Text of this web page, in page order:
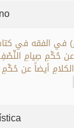
الفقه في كتاب
عن حُكْمِ صِيامِ
أيضاً عن حُكْمِ